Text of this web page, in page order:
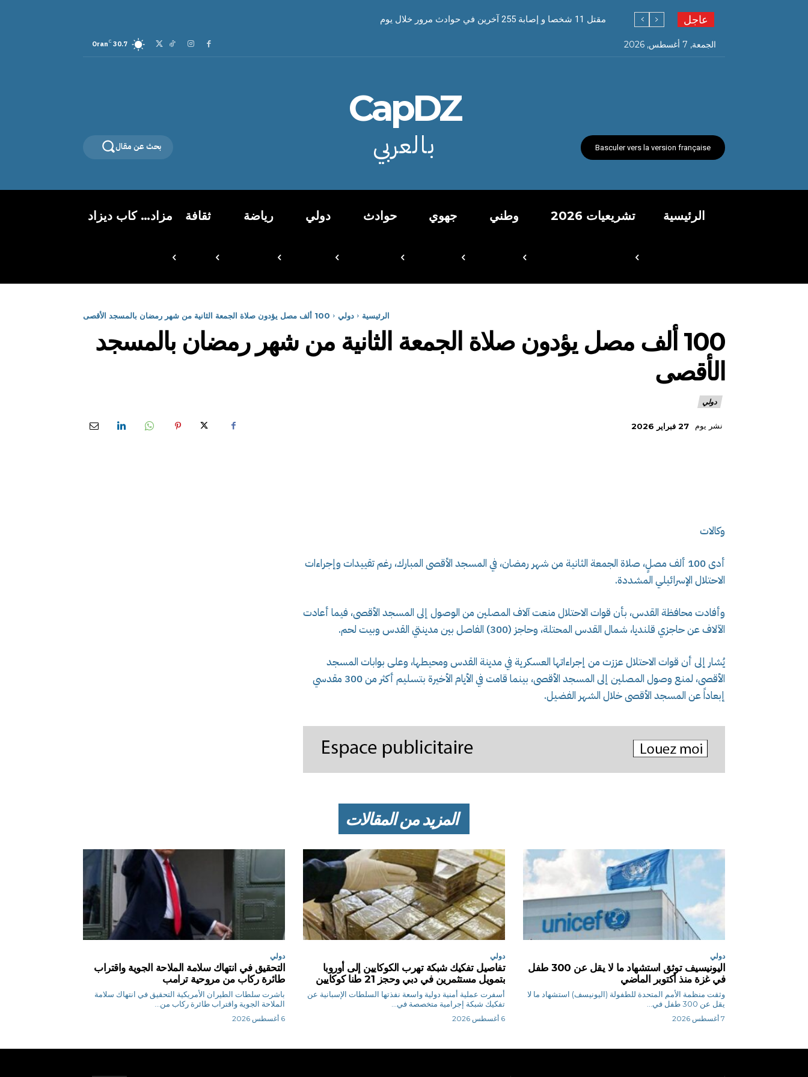
عاجل مقتل 11 شخصا و إصابة 255 آخرين في حوادث مرور خلال يوم
الجمعة, 7 أغسطس, 2026 30.7
C
Oran
Basculer vers la version française
CapDZ
بالعربي بحث عن مقال
الرئيسية تشريعيات 2026 وطني جهوي حوادث دولي رياضة ثقافة مزاد… كاب ديزاد
الرئيسية دولي 100 ألف مصل يؤدون صلاة الجمعة الثانية من شهر رمضان بالمسجد الأقصى
100 ألف مصل يؤدون صلاة الجمعة الثانية من شهر رمضان بالمسجد
الأقصى
دولي
نشر يوم 27 فبراير 2026
وكالات
أدى 100 ألف مصلٍ، صلاة الجمعة الثانية من شهر رمضان، في المسجد الأقصى المبارك، رغم تقييدات وإجراءات
الاحتلال الإسرائيلي المشددة.
وأفادت محافظة القدس، بأن قوات الاحتلال منعت آلاف المصلين من الوصول إلى المسجد الأقصى، فيما أعادت
الآلاف عن حاجزي قلنديا، شمال القدس المحتلة، وحاجز (300) الفاصل بين مدينتي القدس وبيت لحم.
يُشار إلى أن قوات الاحتلال عززت من إجراءاتها العسكرية في مدينة القدس ومحيطها، وعلى بوابات المسجد
الأقصى، لمنع وصول المصلين إلى المسجد الأقصى، بينما قامت في الأيام الأخيرة بتسليم أكثر من 300 مقدسي
إبعاداً عن المسجد الأقصى خلال الشهر الفضيل.
المزيد من المقالات
دولي
اليونيسيف توثق استشهاد ما لا يقل عن 300 طفل
في غزة منذ أكتوبر الماضي
وثقت منظمة الأمم المتحدة للطفولة (اليونيسف) استشهاد ما لا
يقل عن 300 طفل في...
7 أغسطس 2026
دولي
تفاصيل تفكيك شبكة تهرب الكوكايين إلى أوروبا
بتمويل مستثمرين في دبي وحجز 21 طنا كوكايين
أسفرت عملية أمنية دولية واسعة نفذتها السلطات الإسبانية عن
تفكيك شبكة إجرامية متخصصة في...
6 أغسطس 2026
دولي
التحقيق في انتهاك سلامة الملاحة الجوية واقتراب
طائرة ركاب من مروحية ترامب
باشرت سلطات الطيران الأمريكية التحقيق في انتهاك سلامة
الملاحة الجوية واقتراب طائرة ركاب من...
6 أغسطس 2026